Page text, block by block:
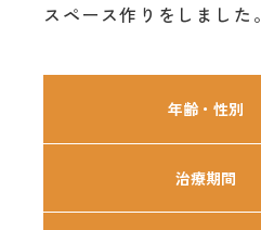
スペース作りをしました。
年齢・性別
治療期間